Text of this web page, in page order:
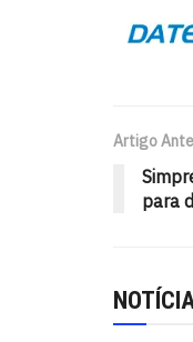
Artigo
para